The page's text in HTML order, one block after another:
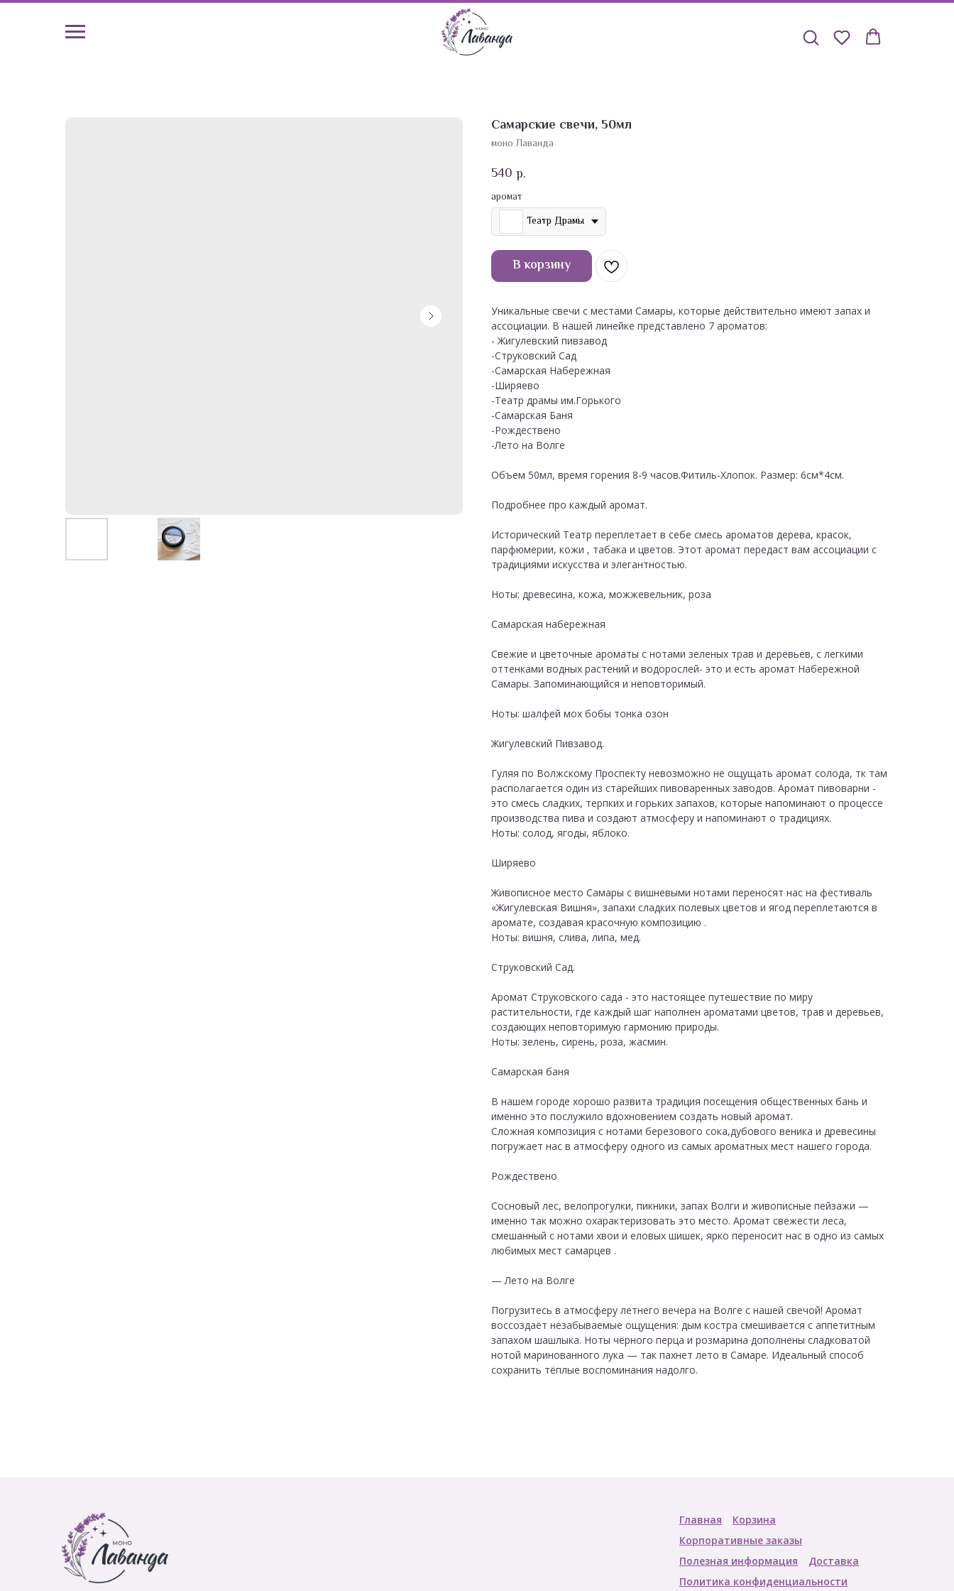
Самарские свечи, 50мл
моно Лаванда
540 р.
аромат
Театр Драмы
В корзину
Уникальные свечи с местами Самары, которые действительно имеют запах и
ассоциации. В нашей линейке представлено 7 ароматов:
- Жигулевский пивзавод
-Струковский Сад
-Самарская Набережная
-Ширяево
-Театр драмы им.Горького
-Самарская Баня
-Рождествено
-Лето на Волге
Объем 50мл, время горения 8-9 часов.Фитиль-Хлопок. Размер: 6см*4см.
Подробнее про каждый аромат.
Исторический Театр переплетает в себе смесь ароматов дерева, красок,
парфюмерии, кожи , табака и цветов. Этот аромат передаст вам ассоциации с
традициями искусства и элегантностью.
Ноты: древесина, кожа, можжевельник, роза
Самарская набережная
Свежие и цветочные ароматы с нотами зеленых трав и деревьев, с легкими
оттенками водных растений и водорослей- это и есть аромат Набережной
Самары. Запоминающийся и неповторимый.
Ноты: шалфей мох бобы тонка озон
Жигулевский Пивзавод.
Гуляя по Волжскому Проспекту невозможно не ощущать аромат солода, тк там
располагается один из старейших пивоваренных заводов. Аромат пивоварни -
это смесь сладких, терпких и горьких запахов, которые напоминают о процессе
производства пива и создают атмосферу и напоминают о традициях.
Ноты: солод, ягоды, яблоко.
Ширяево
Живописное место Самары с вишневыми нотами переносят нас на фестиваль
«Жигулевская Вишня», запахи сладких полевых цветов и ягод переплетаются в
аромате, создавая красочную композицию .
Ноты: вишня, слива, липа, мед.
Струковский Сад.
Аромат Струковского сада - это настоящее путешествие по миру
растительности, где каждый шаг наполнен ароматами цветов, трав и деревьев,
создающих неповторимую гармонию природы.
Ноты: зелень, сирень, роза, жасмин.
Самарская баня
В нашем городе хорошо развита традиция посещения общественных бань и
именно это послужило вдохновением создать новый аромат.
Сложная композиция с нотами березового сока,дубового веника и древесины
погружает нас в атмосферу одного из самых ароматных мест нашего города.
Рождествено
Сосновый лес, велопрогулки, пикники, запах Волги и живописные пейзажи —
именно так можно охарактеризовать это место. Аромат свежести леса,
смешанный с нотами хвои и еловых шишек, ярко переносит нас в одно из самых
любимых мест самарцев .
— Лето на Волге
Погрузитесь в атмосферу летнего вечера на Волге с нашей свечой! Аромат
воссоздаёт незабываемые ощущения: дым костра смешивается с аппетитным
запахом шашлыка. Ноты чёрного перца и розмарина дополнены сладковатой
нотой маринованного лука — так пахнет лето в Самаре. Идеальный способ
сохранить тёплые воспоминания надолго.
Главная
Корзина
Корпоративные заказы
Полезная информация
Доставка
Политика конфиденциальности